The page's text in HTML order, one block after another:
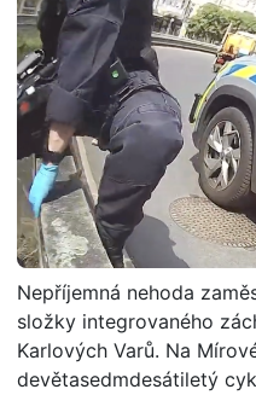
Nepříjemná nehoda
složky integrovaného
Karlových Varů. Na
devětasedmdesátiletý